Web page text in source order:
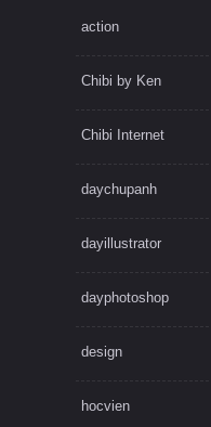
action
Chibi by Ken
Chibi Internet
daychupanh
dayillustrator
dayphotoshop
design
hocvien